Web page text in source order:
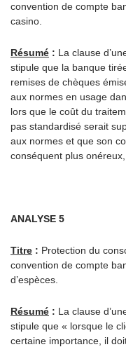
convention de compte
casino.
Résumé : La clause
stipule que la banque
remises de chèques
aux normes en usage
lors que le coût du
pas standardisé serait
aux normes et que son
conséquent plus
ANALYSE 5
Titre : Protection du
convention de compte
d’espèces.
Résumé : La clause
stipule que « lorsque le
certaine importance, il